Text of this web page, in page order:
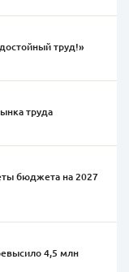
труд!»
труда
бюджета на 2027
4,5 млн